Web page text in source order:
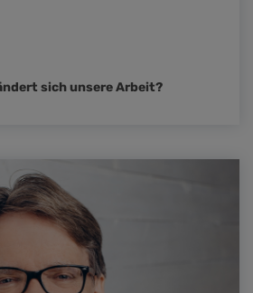
sich unsere Arbeit?